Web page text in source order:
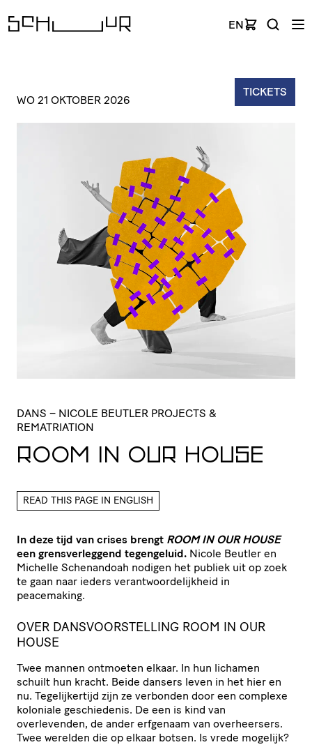
EN
TICKETS
WO 21 OKTOBER 2026
DANS – NICOLE BEUTLER PROJECTS &
REMATRIATION
ROOM IN OUR HOUSE
READ THIS PAGE IN ENGLISH
In deze tijd van crises brengt ROOM IN OUR HOUSE
een grensverleggend tegengeluid. Nicole Beutler en
Michelle Schenandoah nodigen het publiek uit op zoek
te gaan naar ieders verantwoordelijkheid in
peacemaking.
OVER DANSVOORSTELLING ROOM IN OUR
HOUSE
Twee mannen ontmoeten elkaar. In hun lichamen
schuilt hun kracht. Beide dansers leven in het hier en
nu. Tegelijkertijd zijn ze verbonden door een complexe
koloniale geschiedenis. De een is kind van
overlevenden, de ander erfgenaam van overheersers.
Twee werelden die op elkaar botsen. Is vrede mogelijk?